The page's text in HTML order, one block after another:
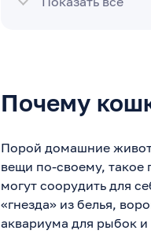
Почему
Порой домашние
вещи по-своему, такое
могут соорудить для
«гнезда» из белья,
аквариума для рыбок